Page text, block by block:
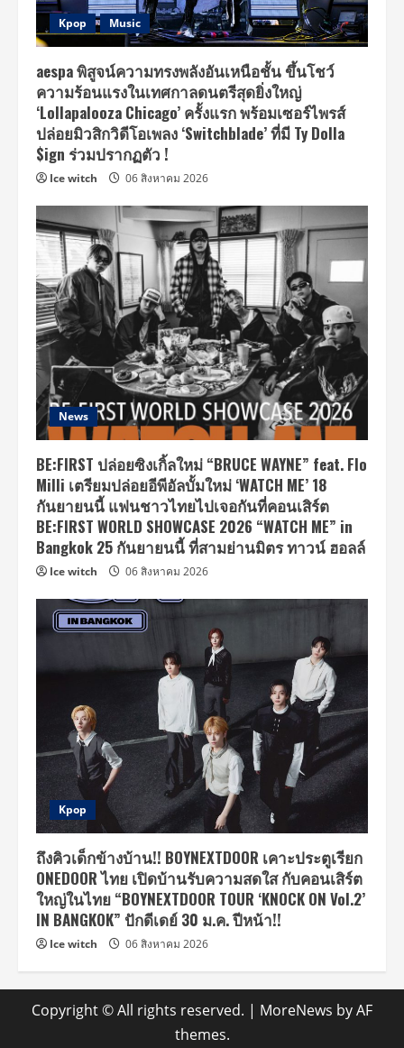
Kpop Music
aespa พิสูจน์ความทรงพลังอันเหนือชั้น ขึ้นโชว์
ความร้อนแรงในเทศกาลดนตรีสุดยิ่งใหญ่
‘Lollapalooza Chicago’ ครั้งแรก พร้อมเซอร์ไพรส์
ปล่อยมิวสิกวิดีโอเพลง ‘Switchblade’ ที่มี Ty Dolla
$ign ร่วมปรากฏตัว !
Ice witch 06 สิงหาคม 2026
News
BE:FIRST ปล่อยซิงเกิ้ลใหม่ “BRUCE WAYNE” feat. Flo
Milli เตรียมปล่อยอีพีอัลบั้มใหม่ ‘WATCH ME’ 18
กันยายนนี้ แฟนชาวไทยไปเจอกันที่คอนเสิร์ต
BE:FIRST WORLD SHOWCASE 2026 “WATCH ME” in
Bangkok 25 กันยายนนี้ ที่สามย่านมิตร ทาวน์ ฮอลล์
Ice witch 06 สิงหาคม 2026
Kpop
ถึงคิวเด็กข้างบ้าน!! BOYNEXTDOOR เคาะประตูเรียก
ONEDOOR ไทย เปิดบ้านรับความสดใส กับคอนเสิร์ต
ใหญ่ในไทย “BOYNEXTDOOR TOUR ‘KNOCK ON Vol.2’
IN BANGKOK” ปักดีเดย์ 30 ม.ค. ปีหน้า!!
Ice witch 06 สิงหาคม 2026
Copyright © All rights reserved. | MoreNews by AF
themes.